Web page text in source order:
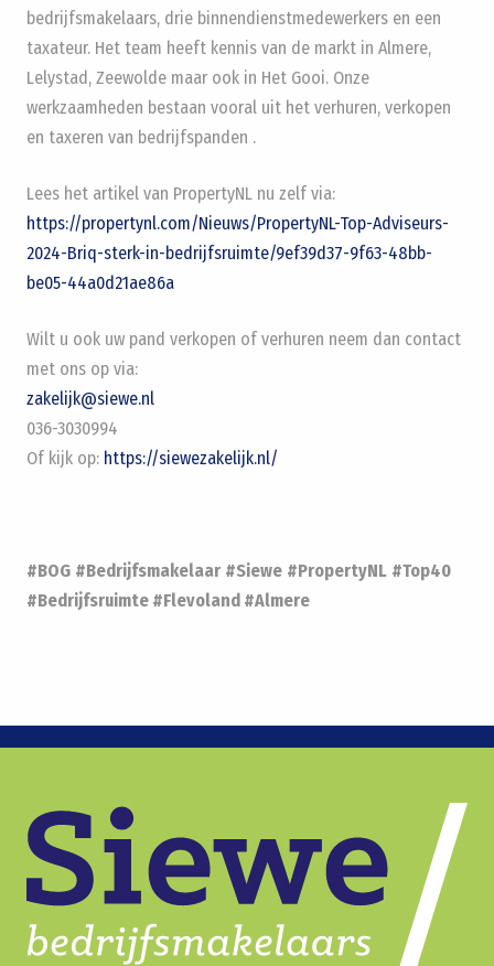
bedrijfsmakelaars, drie binnendienstmedewerkers en een
taxateur. Het team heeft kennis van de markt in Almere,
Lelystad, Zeewolde maar ook in Het Gooi. Onze
werkzaamheden bestaan vooral uit het verhuren, verkopen
en taxeren van bedrijfspanden .
Lees het artikel van PropertyNL nu zelf via:
https://propertynl.com/Nieuws/PropertyNL-Top-Adviseurs-
2024-Briq-sterk-in-bedrijfsruimte/9ef39d37-9f63-48bb-
be05-44a0d21ae86a
Wilt u ook uw pand verkopen of verhuren neem dan contact
met ons op via:
zakelijk@siewe.nl
036-3030994
Of kijk op: https://siewezakelijk.nl/
#BOG #Bedrijfsmakelaar #Siewe #PropertyNL #Top40
#Bedrijfsruimte #Flevoland #Almere